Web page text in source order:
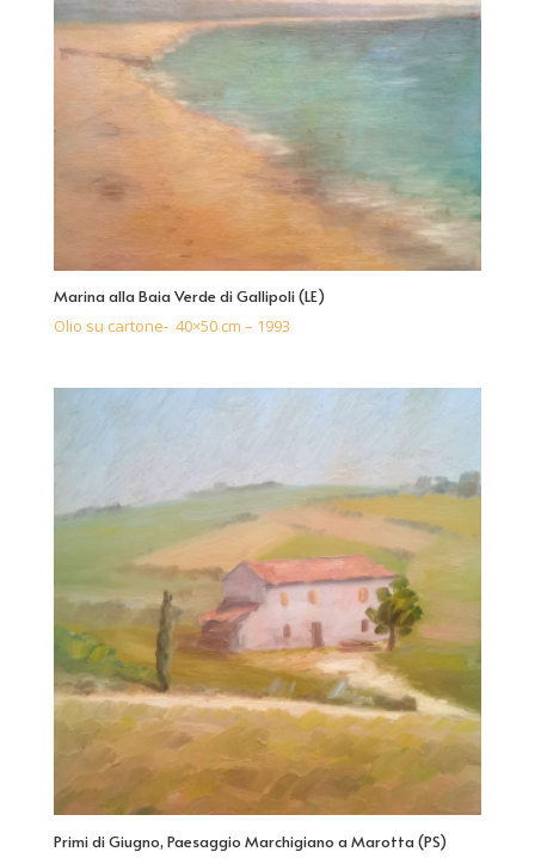
Marina alla Baia Verde di Gallipoli (LE)
Olio su cartone- 40×50 cm – 1993
Primi di Giugno, Paesaggio Marchigiano a Marotta (PS)